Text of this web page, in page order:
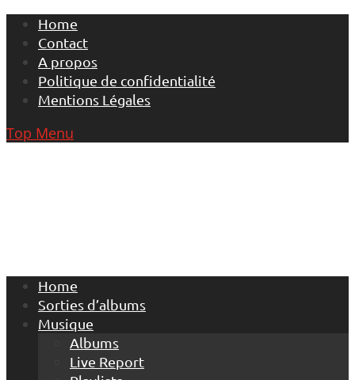
Skip
content
Home
Contact
A propos
Politique de confidentialité
Mentions Légales
Top Menu
Home
Sorties d’albums
Musique
Albums
Live Report